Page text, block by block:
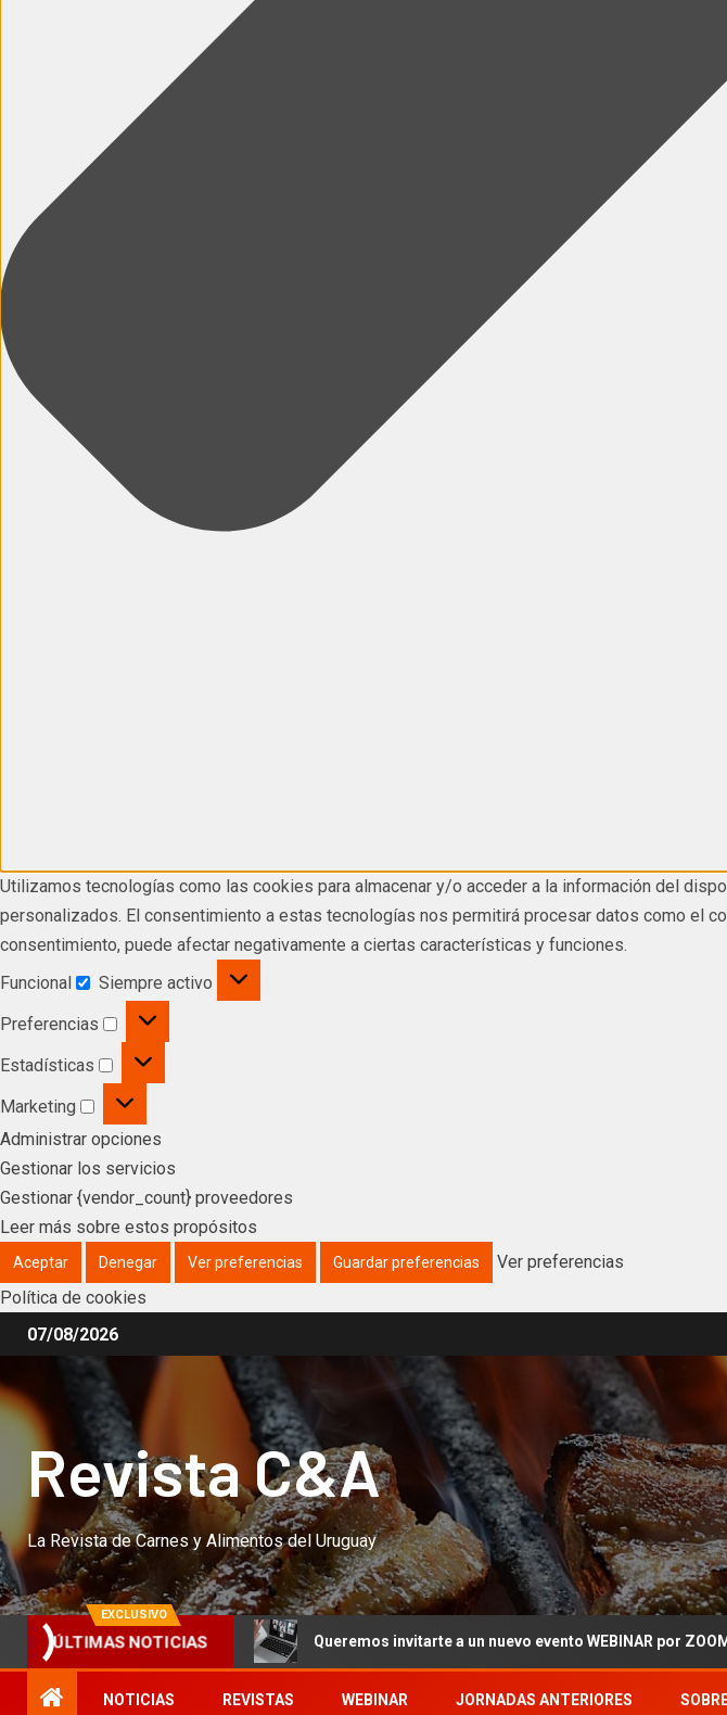
Utilizamos tecnologías como las cookies para almacenar y/o acceder a la información del
personalizados. El consentimiento a estas tecnologías nos permitirá procesar datos como el
consentimiento, puede afectar negativamente a ciertas características y funciones.
Funcional
Siempre activo
Preferencias
Estadísticas
Marketing
Administrar opciones
Gestionar los servicios
Gestionar {vendor_count} proveedores
Leer más sobre estos propósitos
Aceptar Denegar Ver preferencias Guardar preferencias
Ver preferencias
Política de cookies
07/08/2026
Revista C&A
La Revista de Carnes y Alimentos del Uruguay
EXCLUSIVO
ÚLTIMAS NOTICIAS
por Zoom Queremos invitarte a un nuevo evento WEBINAR por ZOOM!!!
NOTICIAS REVISTAS WEBINAR JORNADAS ANTERIORES